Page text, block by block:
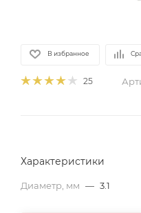
В избранное
25
Характеристики
Диаметр, мм — 3.1